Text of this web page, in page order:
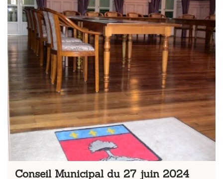
Conseil Municipal du 27 juin 2024